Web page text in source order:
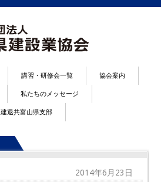
講習・研修会一覧 協会案内
私たちのメッセージ
建退共富山県支部
2014年6月23日